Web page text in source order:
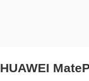
HUAWEI